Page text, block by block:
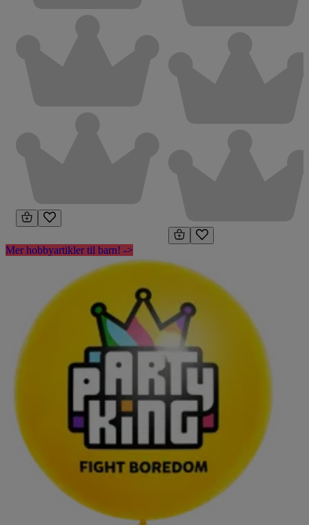
Mer hobbyartikler til barn! ->